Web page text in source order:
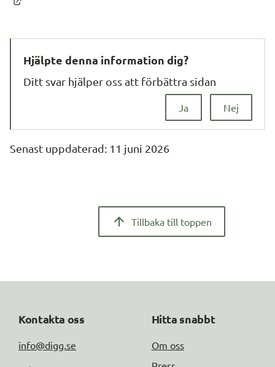
Hjälpte denna information dig?
Nej
Ja
Ditt svar hjälper oss att förbättra sidan
Senast uppdaterad: 11 juni 2026
Tillbaka till toppen
Kontakta oss
info@digg.se
Hitta snabbt
Om oss